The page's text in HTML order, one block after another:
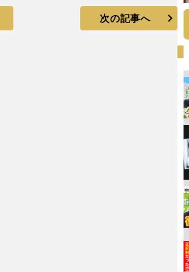
次の記事へ